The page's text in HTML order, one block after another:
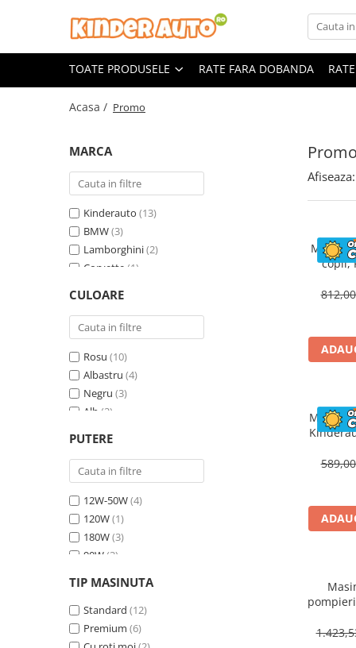
Toate Produsele
Produse in stoc
Masinute electrice
ATV & UTV Electrice
Vehicule electrice adulti
Vehicule speciale copii
Motociclete Drift-Trike
Masinute electrice Mercedes
Masinute electrice tip SUV
Piese & Accesorii
Jucarii RC cu telecomanda
TOATE PRODUSELE RATE FARA DOBANDA
Acasa / Promo
Promo
MARCA
Kinderauto (13)
BMW(3)
Lamborghini(2)
Corvette (1)
Mercedes
CULOARE
Rosu (10)
Albastru (4)
Negru (3)
Alb (2)
Galben
PUTERE
12W-50W(4)
120W(1)
180W(3)
90W (3)
30W (1)
60W(2)
TIP MASINUTA
Standard (12)
Premium (6)
Afiseaza:
copii,